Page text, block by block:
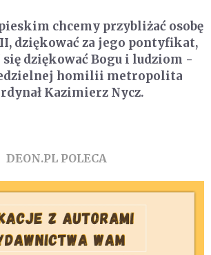
chcemy przybliżać osobę
II, dziękować za jego pontyfikat,
się dziękować Bogu i ludziom -
homilii metropolita
Kazimierz Nycz.
DEON.PL POLECA